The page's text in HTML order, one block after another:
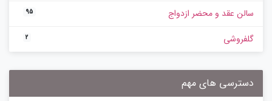
سالن عقد و محضر ازدواج 95
گلفروشی 2
دسترسی های مهم